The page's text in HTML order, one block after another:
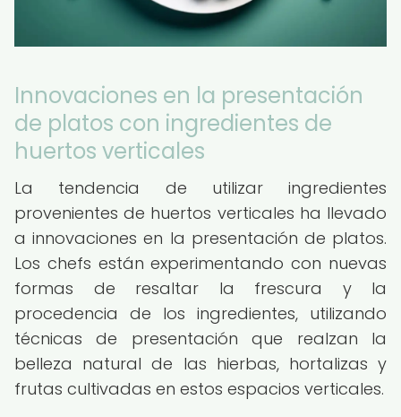
Innovaciones en la presentación
de platos con ingredientes de
huertos verticales
La tendencia de utilizar ingredientes
provenientes de huertos verticales ha llevado
a innovaciones en la presentación de platos.
Los chefs están experimentando con nuevas
formas de resaltar la frescura y la
procedencia de los ingredientes, utilizando
técnicas de presentación que realzan la
belleza natural de las hierbas, hortalizas y
frutas cultivadas en estos espacios verticales.